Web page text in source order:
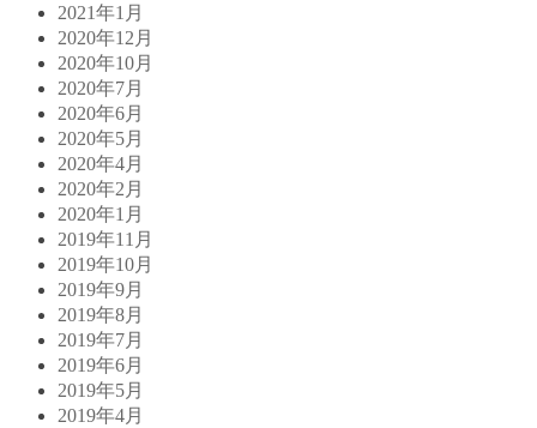
2021年1月
2020年12月
2020年10月
2020年7月
2020年6月
2020年5月
2020年4月
2020年2月
2020年1月
2019年11月
2019年10月
2019年9月
2019年8月
2019年7月
2019年6月
2019年5月
2019年4月